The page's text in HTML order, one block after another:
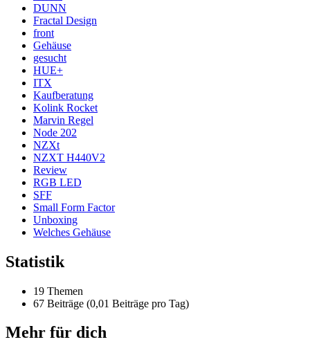
DUNN
Fractal Design
front
Gehäuse
gesucht
HUE+
ITX
Kaufberatung
Kolink Rocket
Marvin Regel
Node 202
NZXt
NZXT H440V2
Review
RGB LED
SFF
Small Form Factor
Unboxing
Welches Gehäuse
Statistik
19 Themen
67 Beiträge (0,01 Beiträge pro Tag)
Mehr für dich